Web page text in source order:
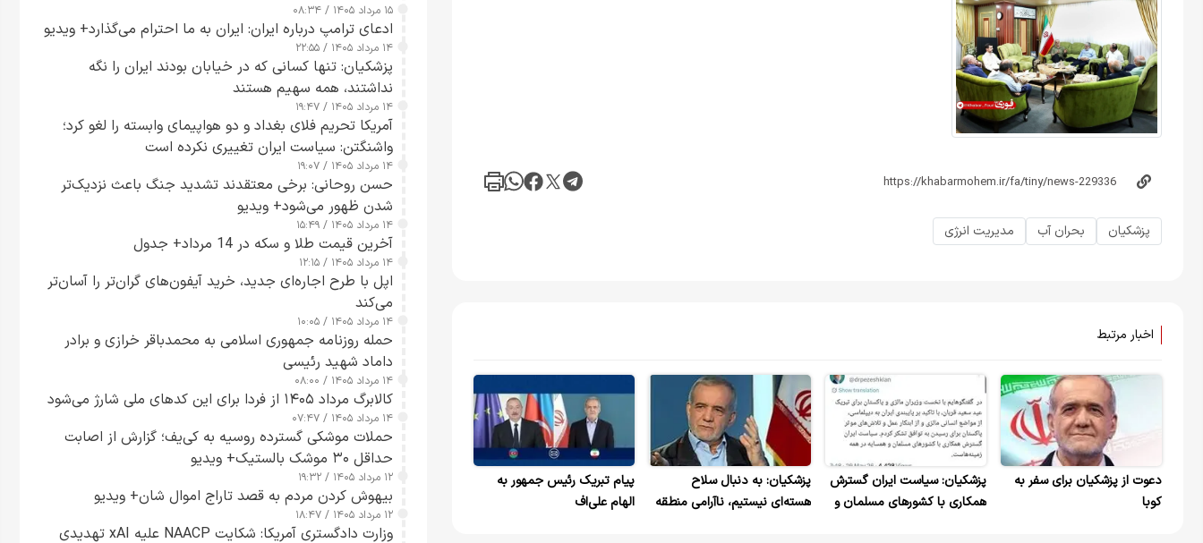
پزشکیان بحران آب مدیریت انرژی
اخبار مرتبط
دعوت از پزشکیان برای سفر به
کوبا
پزشکیان: سیاست ایران گسترش
همکاری با کشورهای مسلمان و
پزشکیان: به دنبال سلاح
هسته‌ای نیستیم، ناآرامی منطقه
پیام تبریک رئیس جمهور به
الهام علی‌اف
۱۵ مرداد ۱۴۰۵ / ۰۸:۳۴
ادعای ترامپ درباره ایران: ایران به ما احترام می‌گذارد+ ویدیو
۱۴ مرداد ۱۴۰۵ / ۲۲:۵۵
پزشکیان: تنها کسانی که در خیابان بودند ایران را نگه
نداشتند، همه سهیم هستند
۱۴ مرداد ۱۴۰۵ / ۱۹:۴۷
آمریکا تحریم فلای بغداد و دو هواپیمای وابسته را لغو کرد؛
واشنگتن: سیاست ایران تغییری نکرده است
۱۴ مرداد ۱۴۰۵ / ۱۹:۰۷
حسن روحانی: برخی معتقدند تشدید جنگ باعث نزدیک‌تر
شدن ظهور می‌شود+ ویدیو
۱۴ مرداد ۱۴۰۵ / ۱۵:۴۹
آخرین قیمت طلا و سکه در 14 مرداد+ جدول
۱۴ مرداد ۱۴۰۵ / ۱۲:۱۵
اپل با طرح اجاره‌ای جدید، خرید آیفون‌های گران‌تر را آسان‌تر
می‌کند
۱۴ مرداد ۱۴۰۵ / ۱۰:۰۵
حمله روزنامه جمهوری اسلامی به محمدباقر خرازی و برادر
داماد شهید رئیسی
۱۴ مرداد ۱۴۰۵ / ۰۸:۰۰
کالابرگ مرداد ۱۴۰۵ از فردا برای این کدهای ملی شارژ می‌شود
۱۴ مرداد ۱۴۰۵ / ۰۷:۴۷
حملات موشکی گسترده روسیه به کی‌یف؛ گزارش از اصابت
حداقل ۳۰ موشک بالستیک+ ویدیو
۱۲ مرداد ۱۴۰۵ / ۱۹:۳۲
بیهوش کردن مردم به قصد تاراج اموال شان+ ویدیو
۱۲ مرداد ۱۴۰۵ / ۱۸:۴۷
وزارت دادگستری آمریکا: شکایت NAACP علیه xAI تهدیدی